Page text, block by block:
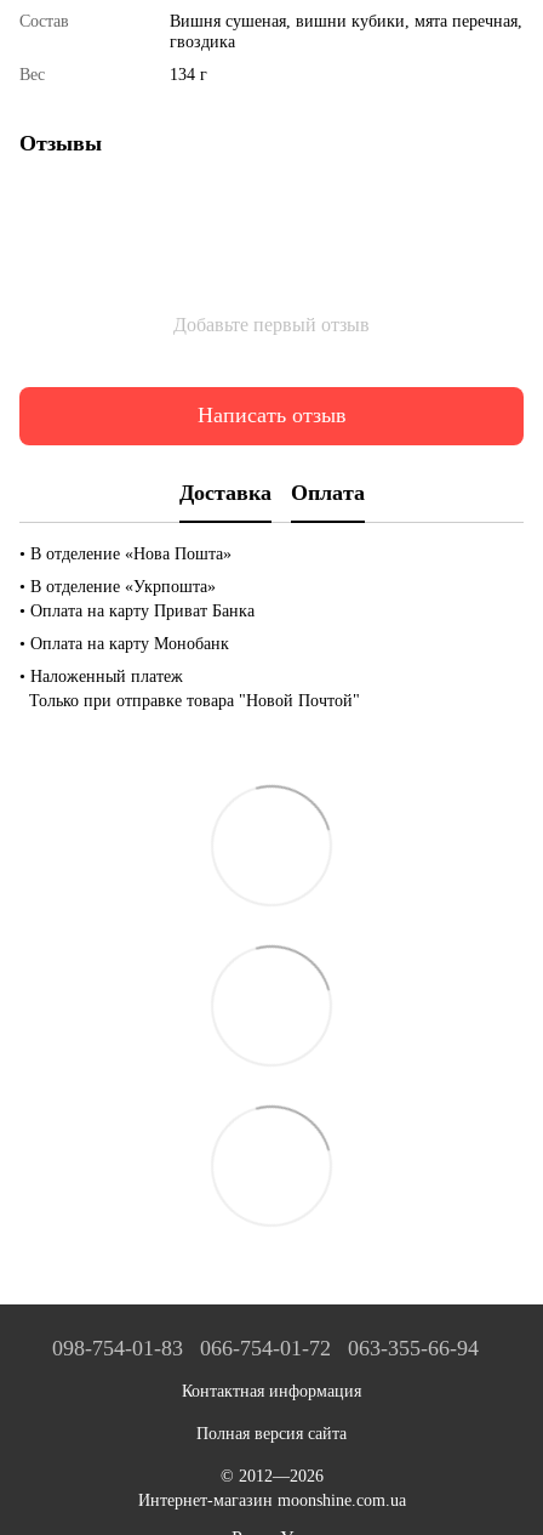
Состав
Вишня сушеная, вишни кубики, мята перечная,
гвоздика
Вес
134 г
Отзывы
Добавьте первый отзыв
Написать отзыв
Доставка Оплата
• В отделение «Нова Пошта»
• В отделение «Укрпошта»
• Оплата на карту Приват Банка
• Оплата на карту Монобанк
• Наложенный платеж
Только при отправке товара "Новой Почтой"
098-754-01-83 066-754-01-72 063-355-66-94
Контактная информация
Полная версия сайта
© 2012—2026
Интернет-магазин moonshine.com.ua